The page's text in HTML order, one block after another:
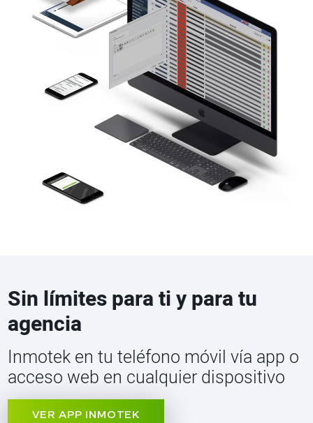
Sin límites para ti y para tu
agencia
Inmotek en tu teléfono móvil vía app o
acceso web en cualquier dispositivo
VER APP INMOTEK